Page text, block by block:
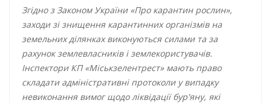
Згідно з Законом України «Про карантин рослин»,
заходи зі знищення карантинних організмів на
земельних ділянках виконуються силами та за
рахунок землевласників і землекористувачів.
Інспектори КП «Міськзелентрест» мають право
складати адміністративні протоколи у випадку
невиконання вимог щодо ліквідації бур'яну, які